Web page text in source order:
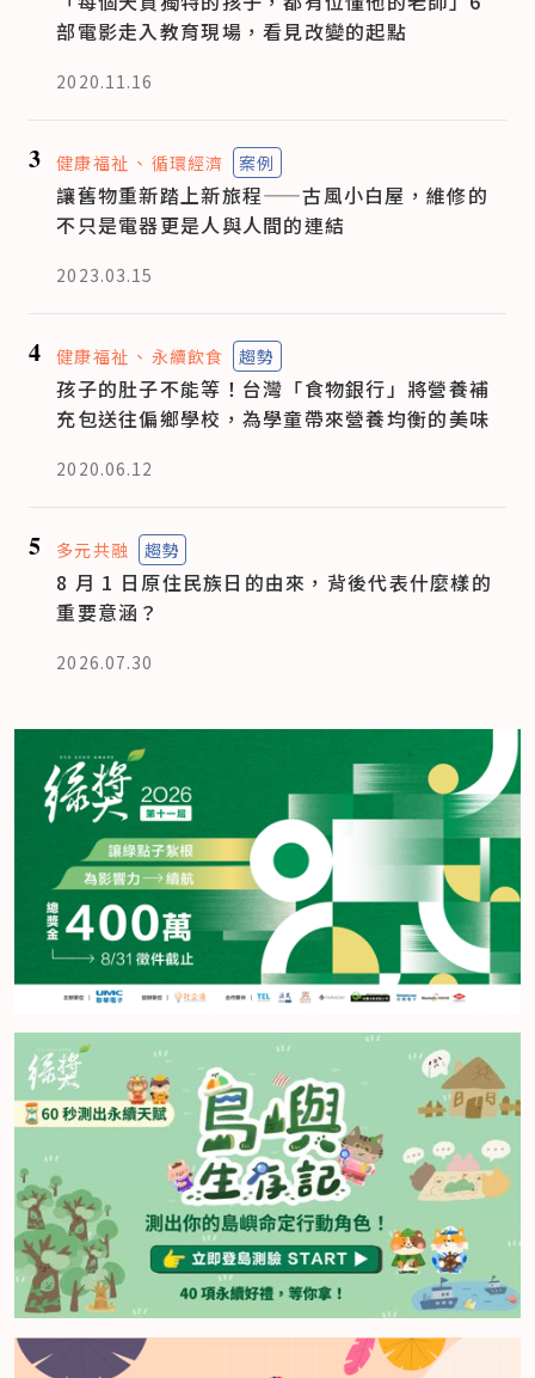
部電影走入教育現場，看見改變的起點
2020.11.16
3 健康福祉 循環經濟 案例
讓舊物重新踏上新旅程——古風小白屋，維修的
不只是電器更是人與人間的連結
2023.03.15
4 健康福祉 永續飲食 趨勢
孩子的肚子不能等！台灣「食物銀行」將營養補
充包送往偏鄉學校，為學童帶來營養均衡的美味
2020.06.12
5 多元共融 趨勢
8 月 1 日原住民族日的由來，背後代表什麼樣的
重要意涵？
2026.07.30